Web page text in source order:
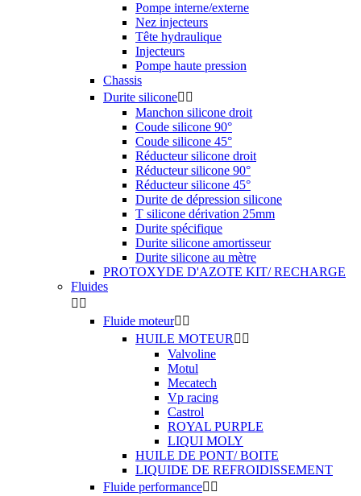
Pompe interne/externe
Nez injecteurs
Tête hydraulique
Injecteurs
Pompe haute pression
Chassis
Durite silicone 
Manchon silicone droit
Coude silicone 90°
Coude silicone 45°
Réducteur silicone droit
Réducteur silicone 90°
Réducteur silicone 45°
Durite de dépression silicone
T silicone dérivation 25mm
Durite spécifique
Durite silicone amortisseur
Durite silicone au mètre
PROTOXYDE D'AZOTE KIT/ RECHARGE
Fluides
 
Fluide moteur 
HUILE MOTEUR  
Valvoline
Motul
Mecatech
Vp racing
Castrol
ROYAL PURPLE
LIQUI MOLY
HUILE DE PONT/ BOITE
LIQUIDE DE REFROIDISSEMENT
Fluide performance 